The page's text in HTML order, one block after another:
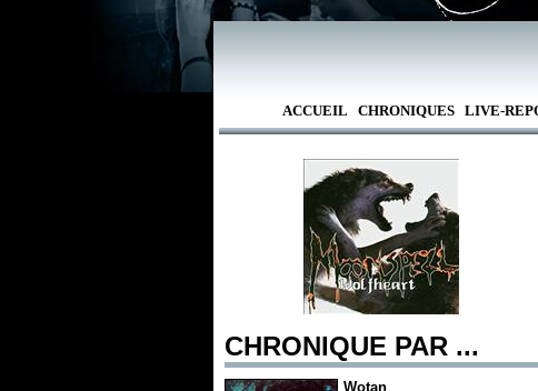
ACCUEIL CHRONIQUES LIVE-
CHRONIQUE PAR ...
Wotan